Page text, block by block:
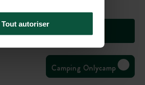
Tout autoriser
Camping Onlycamp